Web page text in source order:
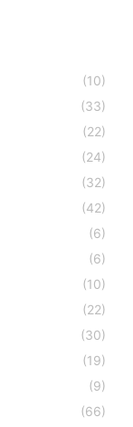
(10)
(33)
(22)
(24)
(32)
(42)
(6)
(6)
(10)
(22)
(30)
(19)
(9)
(66)